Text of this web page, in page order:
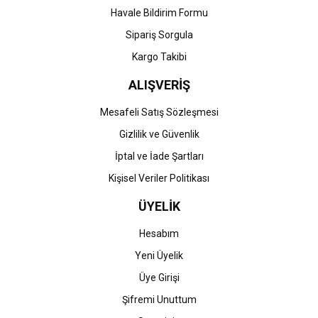
Gönder
Havale Bildirim Formu
Sipariş Sorgula
Kargo Takibi
ALIŞVERİŞ
Mesafeli Satış Sözleşmesi
Gizlilik ve Güvenlik
İptal ve İade Şartları
Kişisel Veriler Politikası
ÜYELİK
Hesabım
Yeni Üyelik
Üye Girişi
Şifremi Unuttum